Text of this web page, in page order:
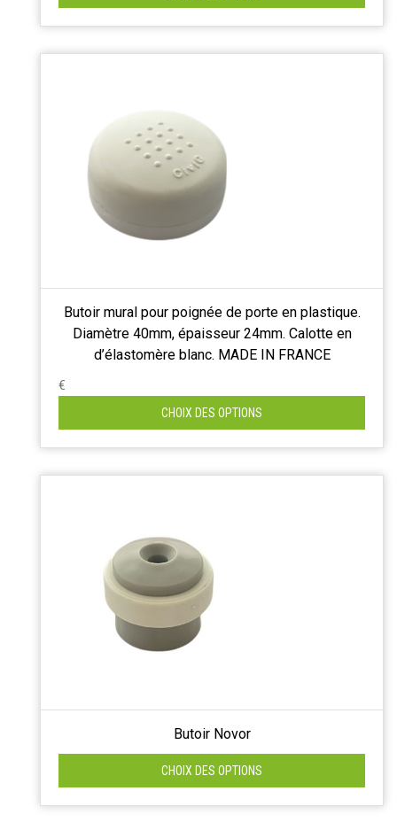
Butoir mural pour poignée de porte en plastique.
Diamètre 40mm, épaisseur 24mm. Calotte en
d’élastomère blanc. MADE IN FRANCE
€
CHOIX DES OPTIONS
Butoir Novor
CHOIX DES OPTIONS